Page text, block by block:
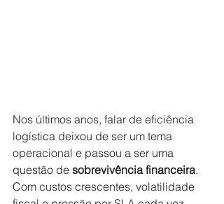
Nos últimos anos, falar de eficiência
logística deixou de ser um tema
operacional e passou a ser uma
questão de sobrevivência financeira.
Com custos crescentes, volatilidade